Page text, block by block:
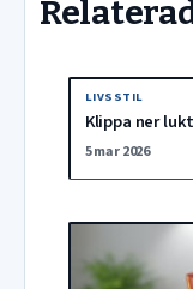
LIVSSTIL
Klippa ner
5 mar 2026